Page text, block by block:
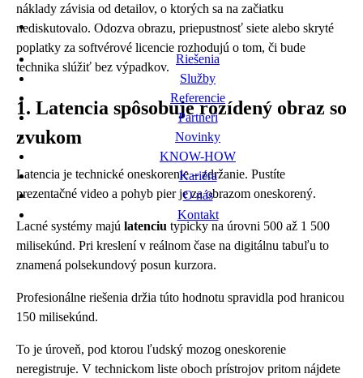
Riešenia
Služby
Referencie
Partneri
Novinky
KNOW-HOW
Kariéra
O nás
Kontakt
náklady závisia od detailov, o ktorých sa na začiatku
nediskutovalo. Odozva obrazu, priepustnosť siete alebo skryté
poplatky za softvérové licencie rozhodujú o tom, či bude
technika slúžiť bez výpadkov.
1. Latencia spôsobuje rozídený obraz so
zvukom
Latencia je technické oneskorenie – zdržanie. Pustíte
prezentačné video a pohyb pier je za obrazom oneskorený.
Lacné systémy majú latenciu typicky na úrovni 500 až 1 500
milisekúnd. Pri kreslení v reálnom čase na digitálnu tabuľu to
znamená polsekundový posun kurzora.
Profesionálne riešenia držia túto hodnotu spravidla pod hranicou
150 milisekúnd.
To je úroveň, pod ktorou ľudský mozog oneskorenie
neregistruje. V technickom liste oboch prístrojov pritom nájdete